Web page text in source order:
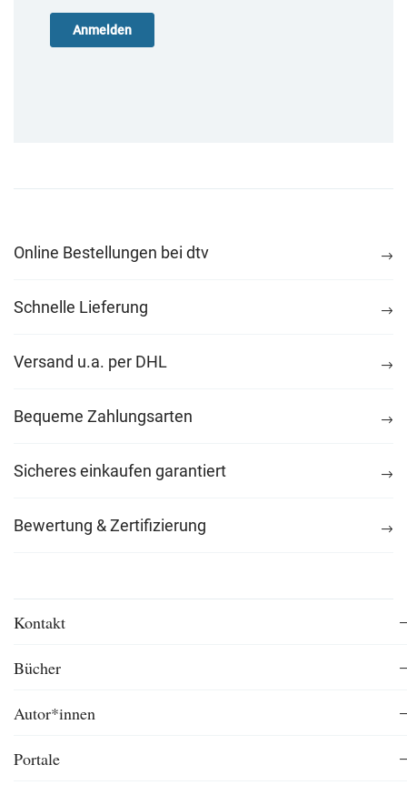
Online Bestellungen bei dtv
Schnelle Lieferung
Versand u.a. per DHL
Bequeme Zahlungsarten
Sicheres einkaufen garantiert
Bewertung & Zertifizierung
Kontakt
Bücher
Autor*innen
Portale